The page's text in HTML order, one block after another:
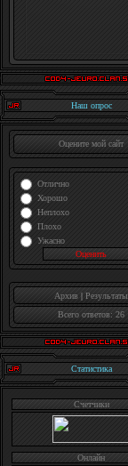
Наш опрос
Оцените мой сайт
Отлично
Хорошо
Неплохо
Плохо
Ужасно
Архив | Результаты
Всего ответов: 26
Статистика
Счетчики
Онлайн